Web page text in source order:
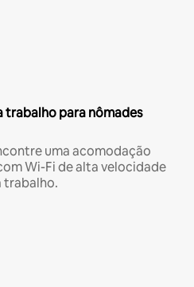
trabalho para nômades
uma acomodação
Wi-Fi de alta velocidade
trabalho.